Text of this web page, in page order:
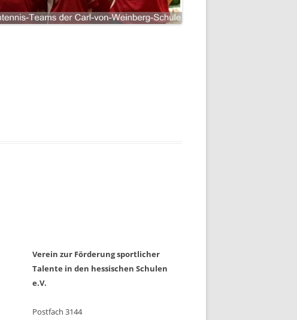
Verein zur Förderung sportlicher
Talente in den hessischen Schulen
e.V.
Postfach 3144